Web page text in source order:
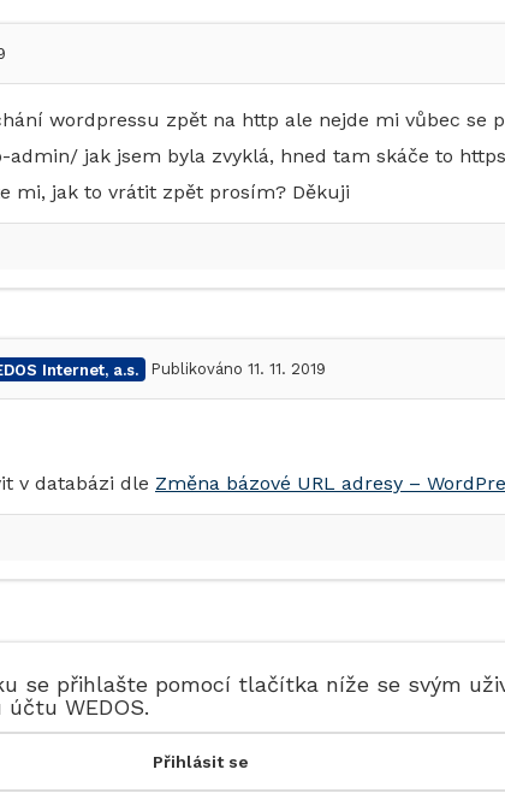
wordpressu zpět na http ale nejde mi vůbec se
jak jsem byla zvyklá, hned tam skáče to
mi, jak to vrátit zpět prosím? Děkuji
Internet, a.s. Publikováno 11. 11. 2019
v databázi dle Změna bázové URL adresy –
se přihlašte pomocí tlačítka níže se svým
WEDOS.